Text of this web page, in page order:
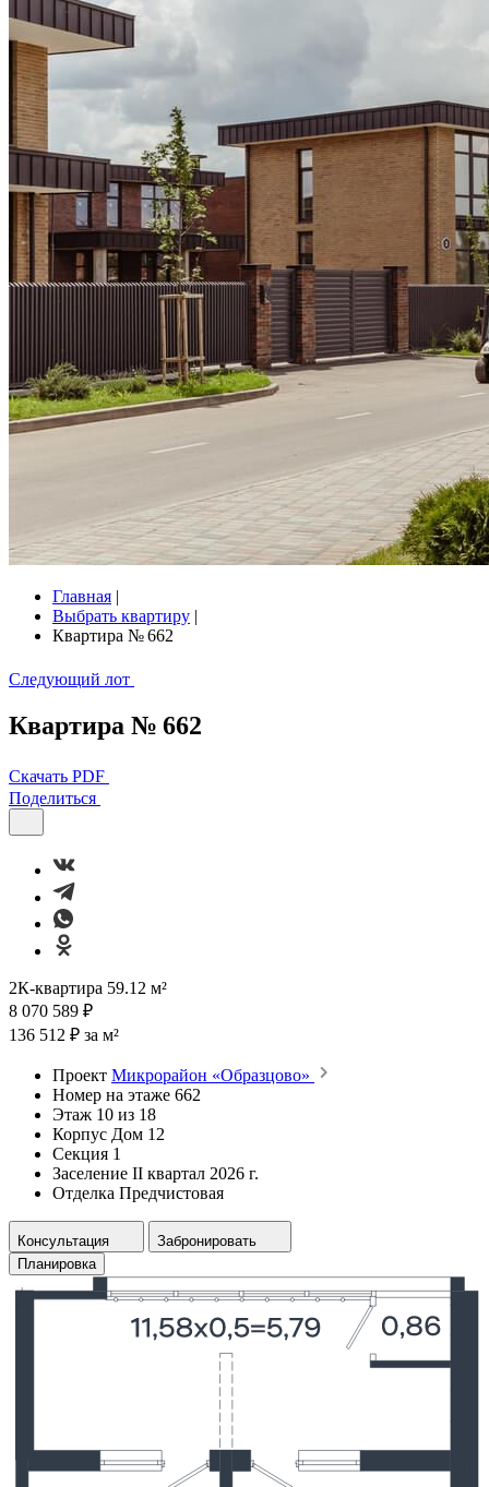
Главная |
Выбрать квартиру |
Квартира № 662
Следующий лот
Квартира № 662
Скачать PDF
Поделиться
2К-квартира 59.12 м²
8 070 589 ₽
136 512 ₽ за м²
Проект Микрорайон «Образцово»
Номер на этаже 662
Этаж 10 из 18
Корпус Дом 12
Секция 1
Заселение II квартал 2026 г.
Отделка Предчистовая
Консультация
Забронировать
Планировка